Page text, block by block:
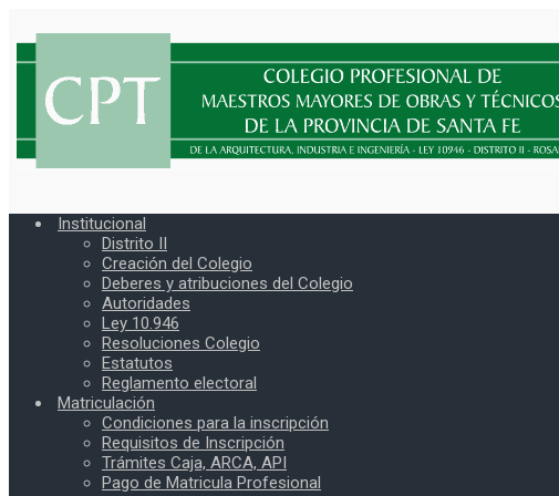
Institucional
Distrito II
Creación del Colegio
Deberes y atribuciones del Colegio
Autoridades
Ley 10.946
Resoluciones Colegio
Estatutos
Reglamento electoral
Matriculación
Condiciones para la inscripción
Requisitos de Inscripción
Trámites Caja, ARCA, API
Pago de Matricula Profesional